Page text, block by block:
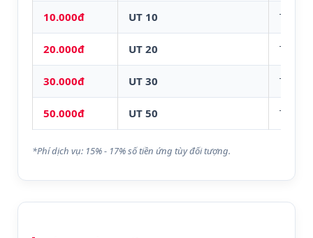
10.000đ UT 10 Tiêu
20.000đ UT 20 Tiêu
30.000đ UT 30 Tiêu
50.000đ UT 50 Tiêu
*Phí dịch vụ: 15% - 17% số tiền ứng tùy đối tượng.